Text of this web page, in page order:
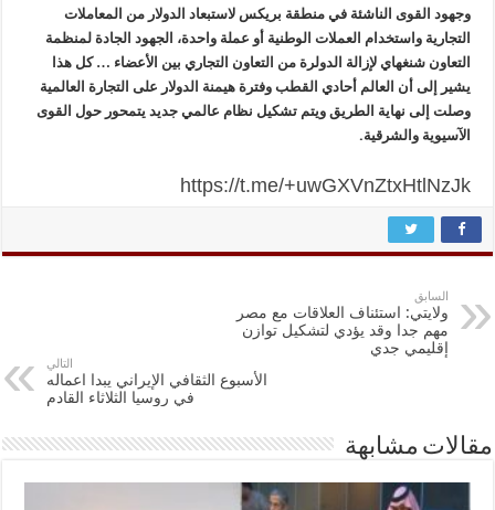
وجهود القوى الناشئة في منطقة بريكس لاستبعاد الدولار من المعاملات
التجارية واستخدام العملات الوطنية أو عملة واحدة، الجهود الجادة لمنظمة
التعاون شنغهاي لإزالة الدولرة من التعاون التجاري بين الأعضاء … كل هذا
يشير إلى أن العالم أحادي القطب وفترة هيمنة الدولار على التجارة العالمية
وصلت إلى نهاية الطريق ويتم تشكيل نظام عالمي جديد يتمحور حول القوى
الآسيوية والشرقية.
https://t.me/+uwGXVnZtxHtlNzJk
السابق
ولايتي: استئناف العلاقات مع مصر
مهم جدا وقد يؤدي لتشكيل توازن
إقليمي جدي
التالي
الأسبوع الثقافي الإيراني يبدا اعماله
في روسيا الثلاثاء القادم
مقالات مشابهة